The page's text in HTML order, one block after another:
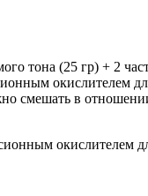
тона (25 гр) + 2
окислителем
смешать в
окислителем